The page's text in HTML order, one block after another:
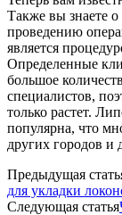
Также вы знаете о
проведению
является
Определенные
большое
специалистов,
только растет.
популярна, что
других городов и
Предыдущая
для укладки
Следующая статья